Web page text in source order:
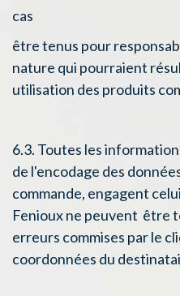
cas
être tenus pour
nature qui pourraient
utilisation des produits
6.3. Toutes les
de l'encodage des
commande, engagent
Fenioux ne peuvent être
erreurs commises par le
coordonnées du